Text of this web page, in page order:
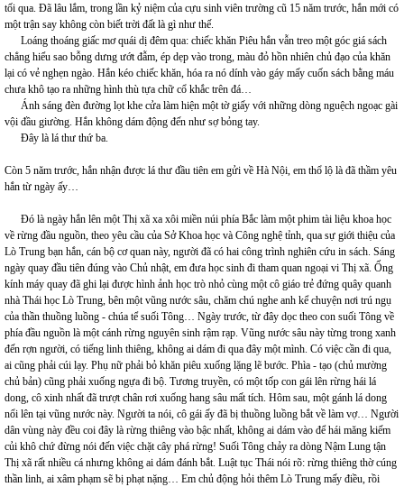
tối qua. Đã lâu lắm, trong lần kỷ niệm của cựu sinh viên trường cũ 15 năm trước, hắn mới có
một trận say không còn biết trời đất là gì như thế.
Loáng thoáng giấc mơ quái dị đêm qua: chiếc khăn Piêu hắn vẫn treo một góc giá sách
chẳng hiểu sao bỗng dưng ướt đẫm, ép dẹp vào trong, màu đỏ hồn nhiên chủ đạo của khăn
lại có vẻ nghẹn ngào. Hắn kéo chiếc khăn, hóa ra nó dính vào gáy mấy cuốn sách bằng máu
chưa khô tạo ra những hình thù tựa chữ cổ khắc trên đá…
Ánh sáng đèn đường lọt khe cửa làm hiện một tờ giấy với những dòng nguệch ngoạc gài
vội đầu giường. Hắn không dám động đến như sợ bỏng tay.
Đây là lá thư thứ ba.
Còn 5 năm trước, hắn nhận được lá thư đầu tiên em gửi về Hà Nội, em thổ lộ là đã thầm yêu
hắn từ ngày ấy…
Đó là ngày hắn lên một Thị xã xa xôi miền núi phía Bắc làm một phim tài liệu khoa học
về rừng đầu nguồn, theo yêu cầu của Sở Khoa học và Công nghệ tỉnh, qua sự giới thiệu của
Lò Trung bạn hắn, cán bộ cơ quan này, người đã có hai công trình nghiên cứu in sách. Sáng
ngày quay đầu tiên đúng vào Chủ nhật, em đưa học sinh đi tham quan ngoại vi Thị xã. Ống
kính máy quay đã ghi lại được hình ảnh học trò nhỏ cùng một cô giáo trẻ đứng quây quanh
nhà Thái học Lò Trung, bên một vũng nước sâu, chăm chú nghe anh kể chuyện nơi trú ngụ
của thần thuồng luồng - chúa tể suối Tông… Ngày trước, từ đây dọc theo con suối Tông về
phía đầu nguồn là một cánh rừng nguyên sinh rậm rạp. Vũng nước sâu này từng trong xanh
đến rợn người, có tiếng linh thiêng, không ai dám đi qua đây một mình. Có việc cần đi qua,
ai cũng phải cúi lạy. Phụ nữ phải bỏ khăn piêu xuống lặng lẽ bước. Phìa - tạo (chủ mường
chủ bản) cũng phải xuống ngựa đi bộ. Tương truyền, có một tốp con gái lên rừng hái lá
dong, cô xinh nhất đã trượt chân rơi xuống hang sâu mất tích. Hôm sau, một gánh lá dong
nổi lên tại vũng nước này. Người ta nói, cô gái ấy đã bị thuồng luồng bắt về làm vợ… Người
dân vùng này đều coi đây là rừng thiêng vào bậc nhất, không ai dám vào để hái măng kiếm
củi khô chứ đừng nói đến việc chặt cây phá rừng! Suối Tông chảy ra dòng Nậm Lung tận
Thị xã rất nhiều cá nhưng không ai dám đánh bắt. Luật tục Thái nói rõ: rừng thiêng thờ cúng
thần linh, ai xâm phạm sẽ bị phạt nặng… Em chủ động hỏi thêm Lò Trung mấy điều, rồi